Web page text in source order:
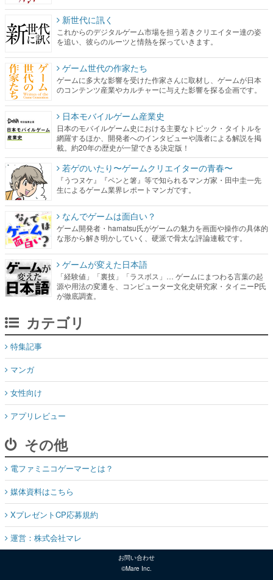
新世代に訊く
これからのデジタルゲーム市場を担う若きクリエイター達の姿
を追い、彼らのルーツと情熱を探っていきます。
ゲーム世代の作家たち
ゲームに多大な影響を受けた作家さんに取材し、ゲームが日本
のコンテンツ産業やカルチャーに与えた影響を探る企画です。
日本モバイルゲーム産業史
日本のモバイルゲーム史における主要なトピック・タイトルを
網羅するほか、開発者へのインタビューや識者による解説を掲
載。約20年の歴史が一望できる決定版！
若ゲのいたり〜ゲームクリエイターの青春〜
『うつヌケ』『ペンと箸』等で知られるマンガ家・田中圭一先
生によるゲーム業界レポートマンガです。
なんでゲームは面白い？
ゲーム開発者・hamatsu氏がゲームの魅力を画面や操作の具体的
な形から解き明かしていく、硬派で骨太な評論連載です。
ゲームが変えた日本語
「経験値」「裏技」「ラスボス」… ゲームにまつわる言葉の起
源や用法の変遷を、コンピューター文化史研究家・タイニーP氏
が徹底調査。
カテゴリ
特集記事
マンガ
女性向け
アプリレビュー
その他
電ファミニコゲーマーとは？
媒体資料はこちら
XプレゼントCP応募規約
運営：株式会社マレ
お問い合わせ
©Mare Inc.